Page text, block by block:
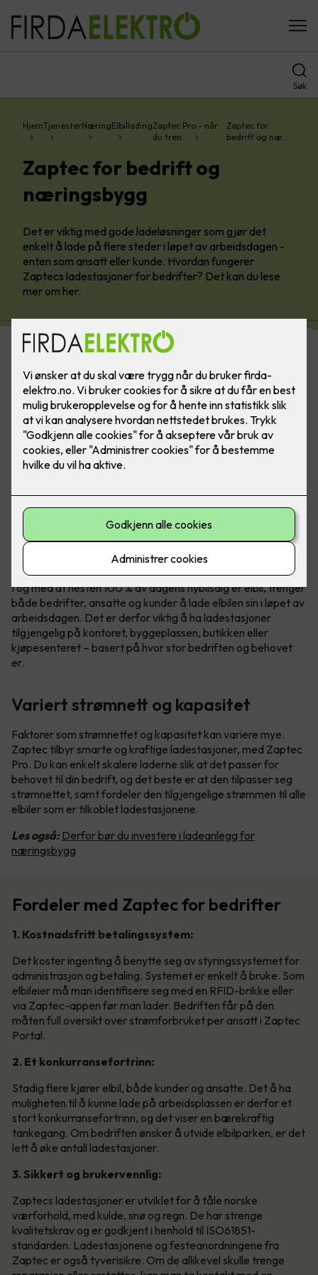
Søk
HjemTjenesterNæringElbilladingZaptec Pro - når
du tren…
Zaptec for
bedrift og næ…
Zaptec for bedrift og
næringsbygg
Det er viktig med gode ladeløsninger som gjør det
enkelt å lade på flere steder i løpet av arbeidsdagen -
enten som ansatt eller kunde. Hvordan fungerer
Zaptecs ladestasjoner for bedrifter? Det kan du lese
mer om her.
Med Zaptec Pro kan du enkelt oppskalere antall
ladestasjoner om behovet øker. Tilgjengelighet for
ansatte og kunder blir bare viktigere. Foto: Marthe Thu
I og med at nesten 100 % av dagens nybilsalg er elbil, trenger
både bedrifter, ansatte og kunder å lade elbilen sin i løpet av
arbeidsdagen. Det er derfor viktig å ha ladestasjoner
tilgjengelig på kontoret, byggeplassen, butikken eller
kjøpesenteret – basert på hvor stor bedriften og behovet
er.
Variert strømnett og kapasitet
Faktorer som strømnettet og kapasitet kan variere mye.
Zaptec tilbyr smarte og kraftige ladestasjoner, med Zaptec
Pro. Du kan enkelt skalere laderne slik at det passer for
behovet til din bedrift, og det beste er at den tilpasser seg
strømnettet, samt fordeler den tilgjengelige strømmen til alle
elbiler som er tilkoblet ladestasjonene.
Les også: Derfor bør du investere i ladeanlegg for
næringsbygg
Fordeler med Zaptec for bedrifter
1. Kostnadsfritt betalingssystem:
Det koster ingenting å benytte seg av styringssystemet for
administrasjon og betaling. Systemet er enkelt å bruke. Som
elbileier må man identifisere seg med en RFID-brikke eller
via Zaptec-appen før man lader. Bedriften får på den
måten full oversikt over strømforbruket per ansatt i Zaptec
Portal.
2. Et konkurransefortrinn:
Stadig flere kjører elbil, både kunder og ansatte. Det å ha
muligheten til å kunne lade på arbeidsplassen er derfor et
stort konkurransefortrinn, og det viser en bærekraftig
tankegang. Om bedriften ønsker å utvide elbilparken, er det
lett å øke antall ladestasjoner.
3. Sikkert og brukervennlig:
Zaptecs ladestasjoner er utviklet for å tåle norske
værforhold, med kulde, snø og regn. De har strenge
kvalitetskrav og er godkjent i henhold til ISO61851-
standarden. Ladestasjonene og festeanordningene fra
Zaptec er også tyverisikre. Om de allikevel skulle trenge